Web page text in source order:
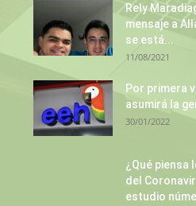
Rely
mensaje a
se está...
11/08/2021
Por primera
asumirá la
30/01/2022
¿Qué piensa
del
estudio